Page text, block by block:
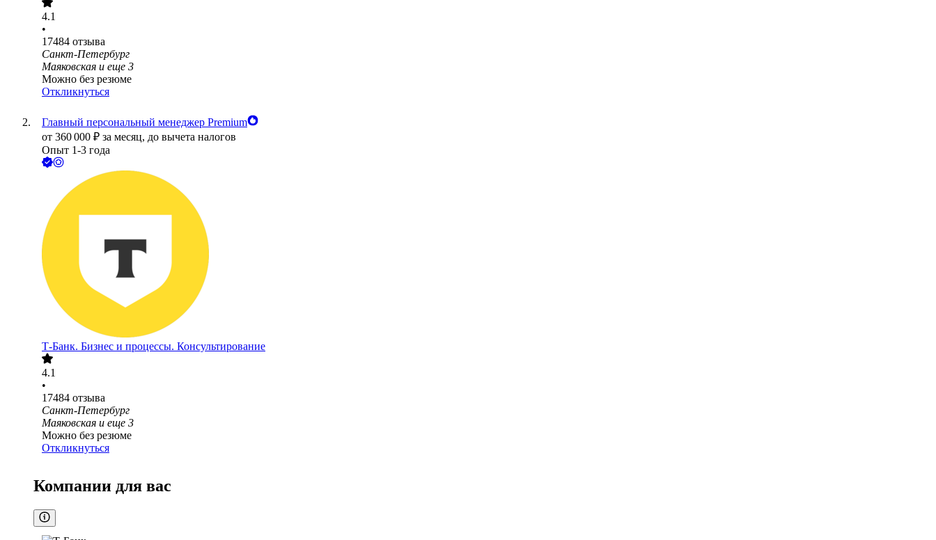
4.1
•
17484 отзыва
Санкт-Петербург
Маяковская и еще 3
Можно без резюме
Откликнуться
Главный персональный менеджер Premium
от 360 000 ₽ за месяц, до вычета налогов
Опыт 1-3 года
Т-Банк. Бизнес и процессы. Консультирование
4.1
•
17484 отзыва
Санкт-Петербург
Маяковская и еще 3
Можно без резюме
Откликнуться
Компании для вас